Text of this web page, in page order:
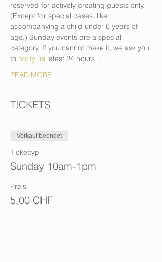
reserved for actively creating guests only.
(Except for special cases, like
accompanying a child under 6 years of
age.) Sunday events are a special
category, If you cannot make it, we ask you
to notify us latest 24 hours…
READ MORE
TICKETS
Verkauf beendet
Tickettyp
Sunday 10am-1pm
Preis
5,00 CHF